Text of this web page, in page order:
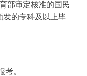
部审定核准的国民
发的专科及以上毕
。